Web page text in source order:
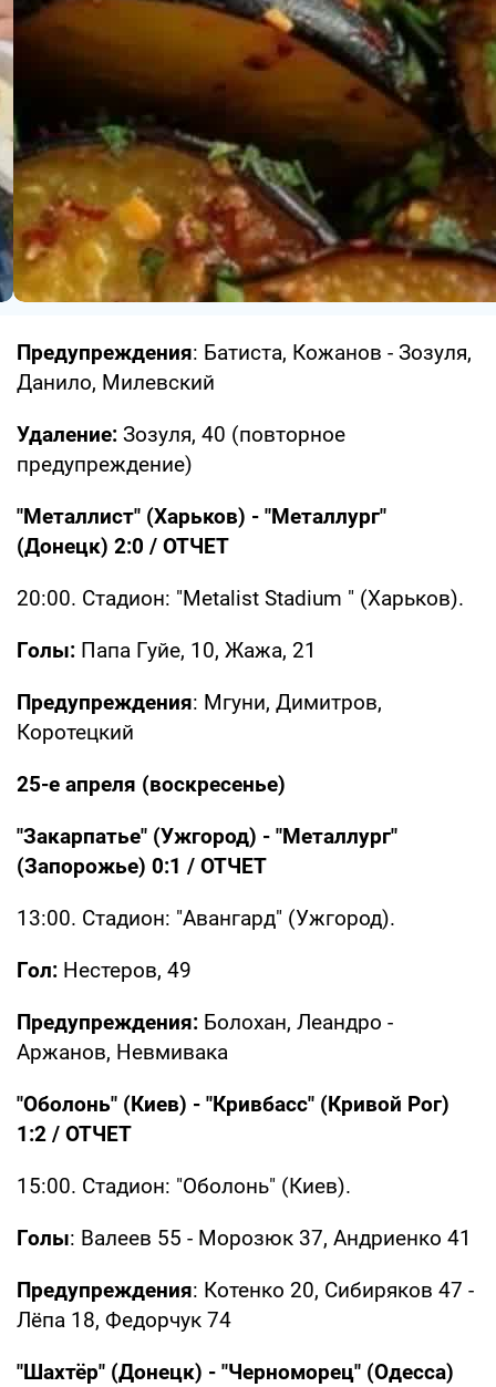
Предупреждения: Батиста, Кожанов - Зозуля,
Данило, Милевский
Удаление: Зозуля, 40 (повторное
предупреждение)
"Металлист" (Харьков) - "Металлург"
(Донецк) 2:0 / ОТЧЕТ
20:00. Стадион: "Metalist Stadium " (Харьков).
Голы: Папа Гуйе, 10, Жажа, 21
Предупреждения: Мгуни, Димитров,
Коротецкий
25-е апреля (воскресенье)
"Закарпатье" (Ужгород) - "Металлург"
(Запорожье) 0:1 / ОТЧЕТ
13:00. Стадион: "Авангард" (Ужгород).
Гол: Нестеров, 49
Предупреждения: Болохан, Леандро -
Аржанов, Невмивака
"Оболонь" (Киев) - "Кривбасс" (Кривой Рог)
1:2 / ОТЧЕТ
15:00. Стадион: "Оболонь" (Киев).
Голы: Валеев 55 - Морозюк 37, Андриенко 41
Предупреждения: Котенко 20, Сибиряков 47 -
Лёпа 18, Федорчук 74
"Шахтёр" (Донецк) - "Черноморец" (Одесса)